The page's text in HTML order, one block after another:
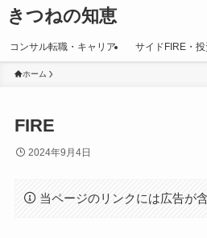
きつねの知恵
コンサル転職・キャリア サイドFIRE・
ホーム
FIRE
2024年9月4日
当ページのリンクには広告が